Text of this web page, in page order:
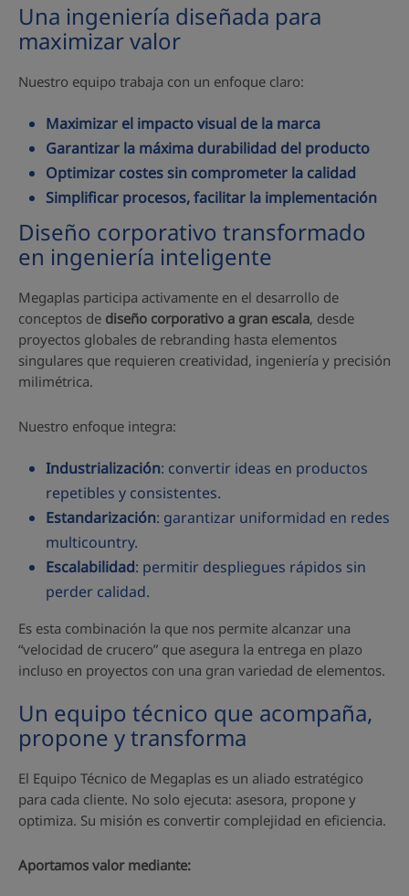
Una ingeniería diseñada para
maximizar valor
Nuestro equipo trabaja con un enfoque claro:
Maximizar el impacto visual de la marca
Garantizar la máxima durabilidad del producto
Optimizar costes sin comprometer la calidad
Simplificar procesos, facilitar la implementación
Diseño corporativo transformado
en ingeniería inteligente
Megaplas participa activamente en el desarrollo de
conceptos de diseño corporativo a gran escala, desde
proyectos globales de rebranding hasta elementos
singulares que requieren creatividad, ingeniería y precisión
milimétrica.
Nuestro enfoque integra:
Industrialización: convertir ideas en productos
repetibles y consistentes.
Estandarización: garantizar uniformidad en redes
multicountry.
Escalabilidad: permitir despliegues rápidos sin
perder calidad.
Es esta combinación la que nos permite alcanzar una
“velocidad de crucero” que asegura la entrega en plazo
incluso en proyectos con una gran variedad de elementos.
Un equipo técnico que acompaña,
propone y transforma
El Equipo Técnico de Megaplas es un aliado estratégico
para cada cliente. No solo ejecuta: asesora, propone y
optimiza. Su misión es convertir complejidad en eficiencia.
Aportamos valor mediante: